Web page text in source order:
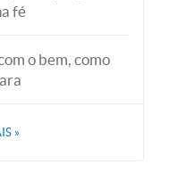
fé
o bem, como
»